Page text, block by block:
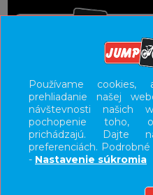
Používame
prehliadanie našej
návštevnosti našich
pochopenie toho,
prichádzajú. Dajte
preferenciách.
- Nastavenie súkromia